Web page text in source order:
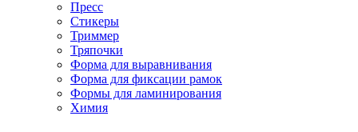
Пресс
Стикеры
Триммер
Тряпочки
Форма для выравнивания
Форма для фиксации рамок
Формы для ламинирования
Химия